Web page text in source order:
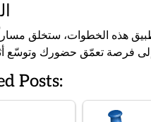
هذه الخطوات، ستخلق
Posts: